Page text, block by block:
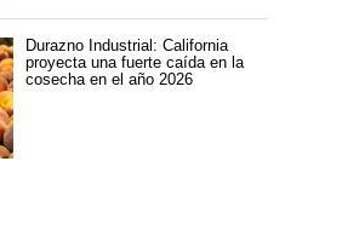
Durazno Industrial: California
proyecta una fuerte caída en la
cosecha en el año 2026